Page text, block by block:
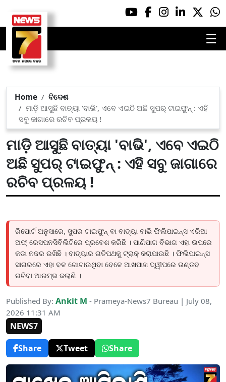
☰
Home
ବିଦେଶ
ମାଡ଼ି ଆସୁଛି ବାତ୍ୟା 'ବାଭି', ଏବେ ଏଇଠି ଅଛି ସୁପର୍ ଟାଇଫୁନ୍ : ଏହି
ସବୁ ଜାଗାରେ ରଚିବ ପ୍ରଳୟ !
ମାଡ଼ି ଆସୁଛି ବାତ୍ୟା 'ବାଭି', ଏବେ ଏଇଠି
ଅଛି ସୁପର୍ ଟାଇଫୁନ୍ : ଏହି ସବୁ ଜାଗାରେ
ରଚିବ ପ୍ରଳୟ !
ରିପୋର୍ଟ ଅନୁସାରେ, ସୁପର ଟାଇଫୁନ୍ ବା ବାତ୍ୟା ବାଭି ଫିଲିପାଇନ୍ସ ଏରିଆ
ଅଫ୍ ରେସପନସିବିଲିଟିରେ ପ୍ରବେଶ କରିଛି । ପାଣିପାଗ ବିଭାଗ ଏହା ଉପରେ
କଡା ନଜର ରଖିଛି । ବାତ୍ୟାର ଗତିପଥକୁ ଟ୍ରାକ୍ କରାଯାଉଛି । ଫିଲିପାଇନ୍ସ
ସାଗରରେ ଏହା ବଳ ଗୋଟାଉଥିବା ବେଳେ ଆଖପାଖ ଦ୍ୱୀପରେ ତାଣ୍ଡବ
ରଚିବା ଆରମ୍ଭ କଲାଣି ।
Published By: Ankit M - Prameya-News7 Bureau | July 08,
2026 11:31 AM
NEWS7
Share
Tweet Share